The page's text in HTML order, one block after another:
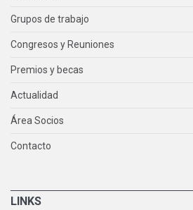
Grupos de trabajo
Congresos y Reuniones
Premios y becas
Actualidad
Área Socios
Contacto
LINKS